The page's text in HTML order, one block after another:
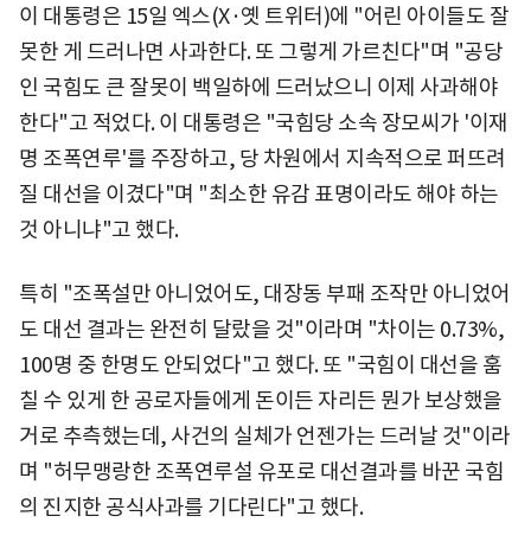
이 대통령은 15일 엑스(X·옛 트위터)에 "어린 아이들도 잘
못한 게 드러나면 사과한다. 또 그렇게 가르친다"며 "공당
인 국힘도 큰 잘못이 백일하에 드러났으니 이제 사과해야
한다"고 적었다. 이 대통령은 "국힘당 소속 장모씨가 '이재
명 조폭연루'를 주장하고, 당 차원에서 지속적으로 퍼뜨려
질 대선을 이겼다"며 "최소한 유감 표명이라도 해야 하는
것 아니냐"고 했다.
특히 "조폭설만 아니었어도, 대장동 부패 조작만 아니었어
도 대선 결과는 완전히 달랐을 것"이라며 "차이는 0.73%,
100명 중 한명도 안되었다"고 했다. 또 "국힘이 대선을 훔
칠 수 있게 한 공로자들에게 돈이든 자리든 뭔가 보상했을
거로 추측했는데, 사건의 실체가 언젠가는 드러날 것"이라
며 "허무맹랑한 조폭연루설 유포로 대선결과를 바꾼 국힘
의 진지한 공식사과를 기다린다"고 했다.